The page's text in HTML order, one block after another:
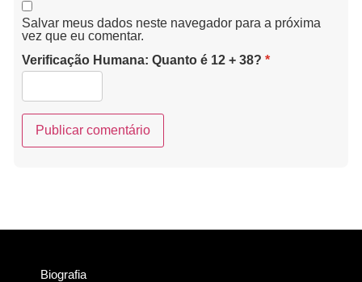
Salvar meus dados neste navegador para a próxima
vez que eu comentar.
Verificação Humana: Quanto é 12 + 38? *
Biografia